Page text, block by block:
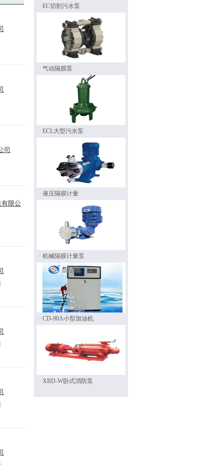
· EC切割污水泵
· 气动隔膜泵
· ECL大型污水泵
· 液压隔膜计量
· 机械隔膜计量泵
· CD-90A小型加油机
· XBD-W卧式消防泵
司
有限公